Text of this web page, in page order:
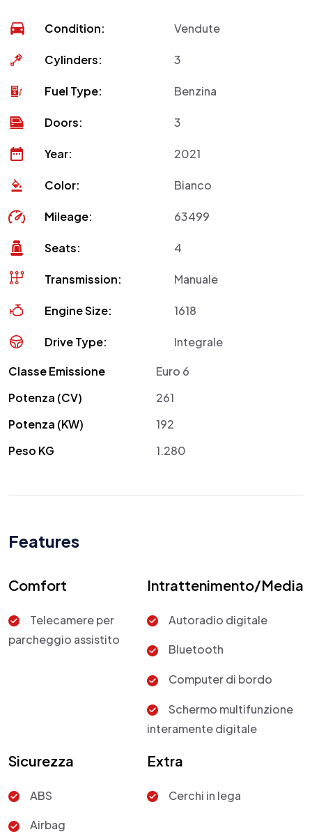
Condition: Vendute
Cylinders: 3
Fuel Type: Benzina
Doors: 3
Year: 2021
Color: Bianco
Mileage: 63499
Seats: 4
Transmission: Manuale
Engine Size: 1618
Drive Type:
Integrale
Classe Emissione
Euro 6
Potenza (CV)
261
Potenza (KW)
192
Peso KG
1.280
Features
Comfort
Telecamere per
parcheggio assistito
Intrattenimento/Media
Autoradio digitale
Bluetooth
Computer di bordo
Schermo multifunzione
interamente digitale
Sicurezza
ABS
Airbag
Extra
Cerchi in lega